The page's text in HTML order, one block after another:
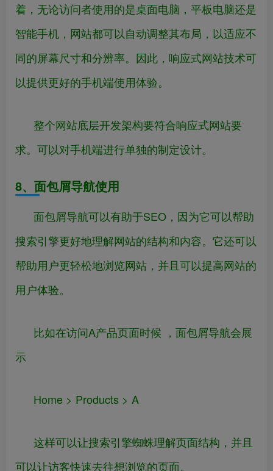
着，无论访问者使用的是桌面电脑，平板电脑还是
智能手机，网站都可以自动调整其布局，以适应不
同的屏幕尺寸和分辨率。因此，响应式网站技术可
以提供更好的手机端使用体验。
整个网站底层开发架构要符合响应式网站要
求。可以对手机端进行单独的制定设计。
8、面包屑导航使用
面包屑导航可以有助于SEO，因为它可以帮助
搜索引擎更好地理解网站的结构和内容。它还可以
帮助用户更轻松地浏览网站，并且可以提高网站的
用户体验。
比如在访问A产品页面时候 ，面包屑导航会展
示
Home > Products > A
这样可以让搜索引擎蜘蛛理解页面结构，并且
可以让访客快速去往想浏览的页面。